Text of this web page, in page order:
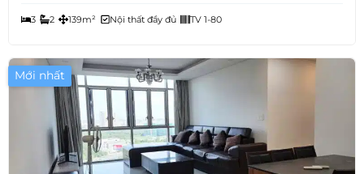
3 2 139m² Nội thất đầy đủ TV 1-80
Mới nhất Giá Tốt